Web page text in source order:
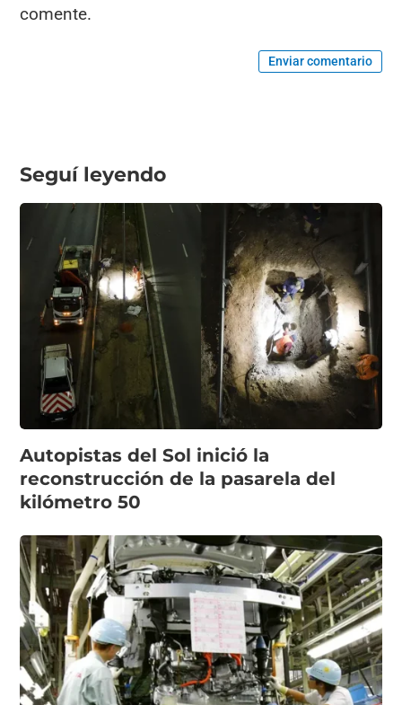
comente.
Enviar comentario
Seguí leyendo
Autopistas del Sol inició la
reconstrucción de la pasarela del
kilómetro 50